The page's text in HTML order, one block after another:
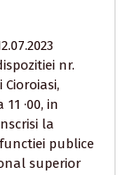
nr.
Cioroiasi,
·00, in
la
publice
superior